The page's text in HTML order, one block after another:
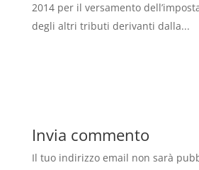
2014 per il versamento
degli altri tributi derivanti dalla...
Invia commento
Il tuo indirizzo email non sarà